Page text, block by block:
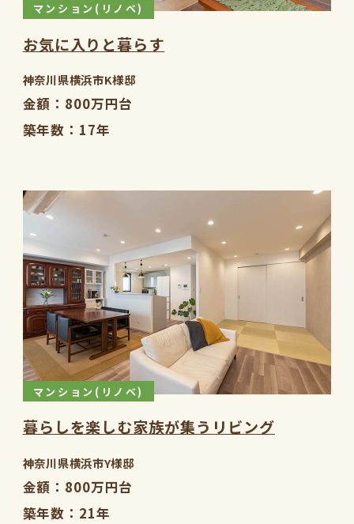
マンション(リノベ)
お気に入りと暮らす
神奈川県横浜市K様邸
金額
800万円台
築年数
17年
マンション(リノベ)
暮らしを楽しむ家族が集うリビング
神奈川県横浜市Y様邸
金額
800万円台
築年数
21年